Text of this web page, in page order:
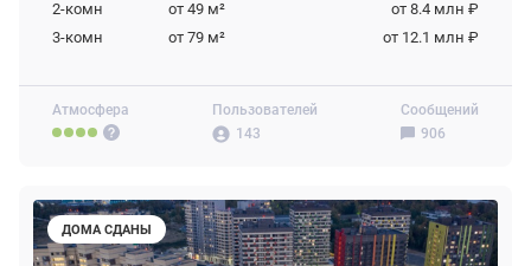
Атмосфера
Пользователей
143
Сообщений
906
2-комн
от 49 м²
от 8.4 млн ₽
3-комн
от 79 м² от 12.1 млн ₽
ДОМА СДАНЫ